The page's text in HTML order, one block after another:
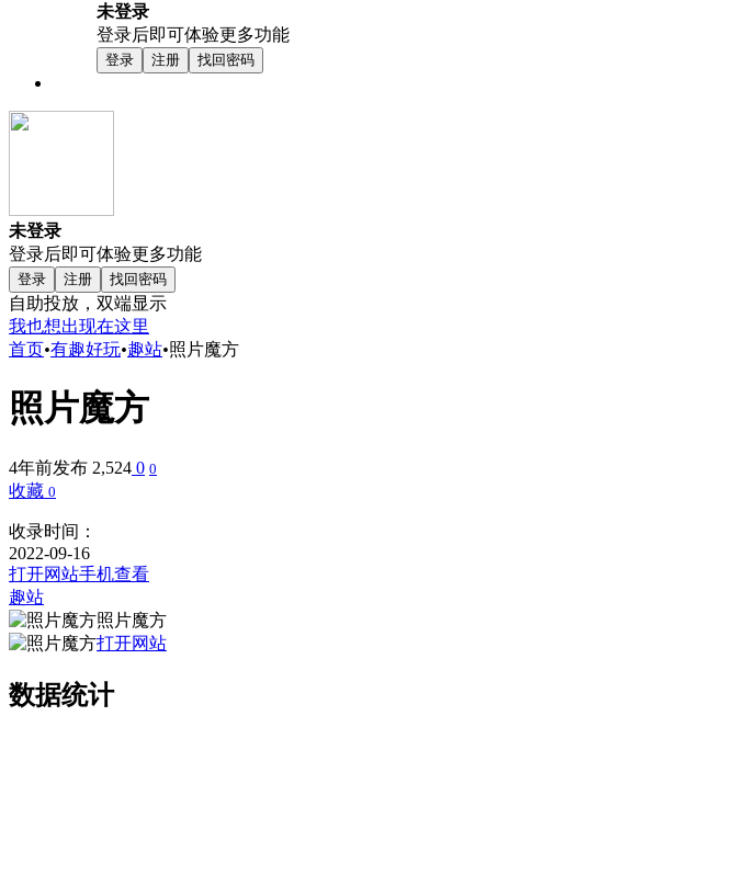
未登录
登录后即可体验更多功能
登录 注册 找回密码
未登录
登录后即可体验更多功能
登录 注册 找回密码
自助投放，双端显示
我也想出现在这里
首页•有趣好玩•趣站•照片魔方
照片魔方
4年前发布 2,524 0 0
收藏 0
收录时间：
2022-09-16
打开网站手机查看
趣站
照片魔方
打开网站
数据统计